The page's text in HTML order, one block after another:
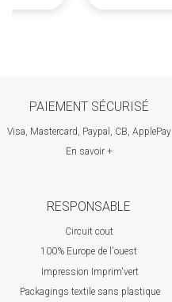
PAIEMENT SÉCURISÉ
Visa, Mastercard, Paypal, CB, ApplePay
En savoir +
RESPONSABLE
Circuit cout
100% Europe de l'ouest
Impression Imprim'vert
Packagings textile sans plastique